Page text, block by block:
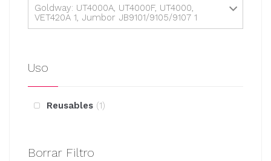
Goldway: UT4000A, UT4000F, UT4000,
VET420A 1, Jumbor JB9101/9105/9107 1
Uso
Reusables 1
Borrar Filtro